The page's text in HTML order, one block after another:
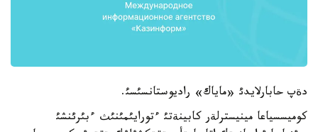
دةپ حابارلايدئ «ماياك» راديوستانسئسئ.
كوميسسياعا مينيسترلةر كابينةتئ ءتورايئمئنئث ءبئرئنشئ